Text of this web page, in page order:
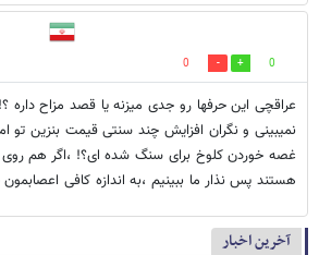
0
0
عراقچی این حرفها رو جدی میزنه یا قصد مزاح داره
نمیبینی و نگران افزایش چند سنتی قیمت بنزین
غصه خوردن کلوخ برای سنگ شده ای؟! ،اگر هم
هستند پس نذار ما ببینیم ،به اندازه کافی
آخرین اخبار